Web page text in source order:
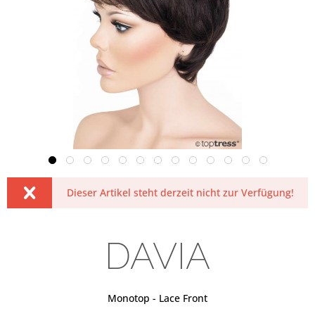
Dieser Artikel steht derzeit nicht zur Verfügung!
DAVIA
Monotop - Lace Front